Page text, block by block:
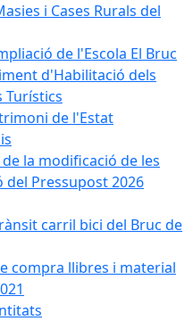
i Cases Rurals del
de l'Escola El Bruc
d'Habilitació dels
Turístics
de l'Estat
la modificació de les
del Pressupost 2026
carril bici del Bruc de
compra llibres i material